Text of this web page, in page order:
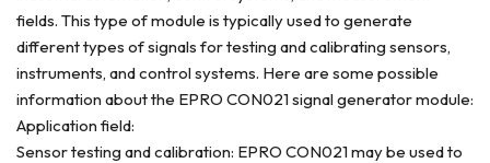
fields. This type of module is typically used to generate
different types of signals for testing and calibrating sensors,
instruments, and control systems. Here are some possible
information about the EPRO CON021 signal generator module:
Application field:
Sensor testing and calibration: EPRO CON021 may be used to